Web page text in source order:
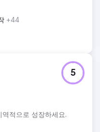
+44
적으로 성장하세요.
5